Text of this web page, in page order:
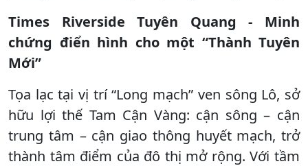
Times Riverside Tuyên Quang - Minh
chứng điển hình cho một “Thành Tuyên
Mới”
Tọa lạc tại vị trí “Long mạch” ven sông Lô, sở
hữu lợi thế Tam Cận Vàng: cận sông – cận
trung tâm – cận giao thông huyết mạch, trở
thành tâm điểm của đô thị mở rộng. Với tầm